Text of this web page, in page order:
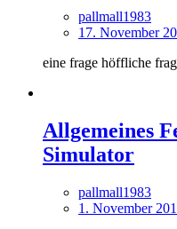
pallmall1983
17. November
eine frage höffliche
Allgemeines
Simulator
pallmall1983
1. November